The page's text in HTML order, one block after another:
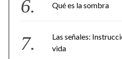
Qué es la sombra
Las señales:
vida